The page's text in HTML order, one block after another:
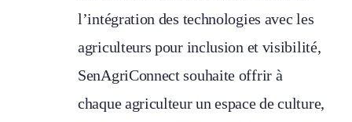
l’intégration des technologies avec les
agriculteurs pour inclusion et visibilité,
SenAgriConnect souhaite offrir à
chaque agriculteur un espace de culture,